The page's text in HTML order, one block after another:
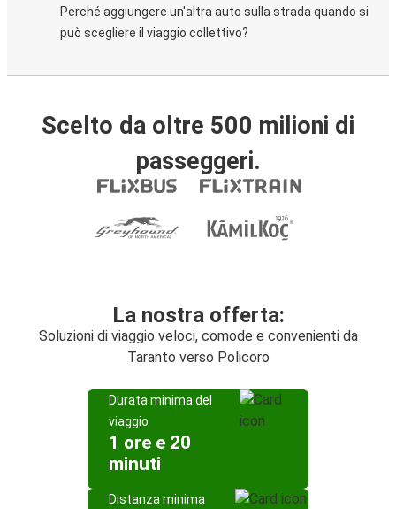
Perché aggiungere un'altra auto sulla strada quando si
può scegliere il viaggio collettivo?
Scelto da oltre 500 milioni di
passeggeri.
La nostra offerta:
Soluzioni di viaggio veloci, comode e convenienti da
Taranto verso Policoro
Durata minima del
viaggio
1 ore e 20
minuti
Distanza minima